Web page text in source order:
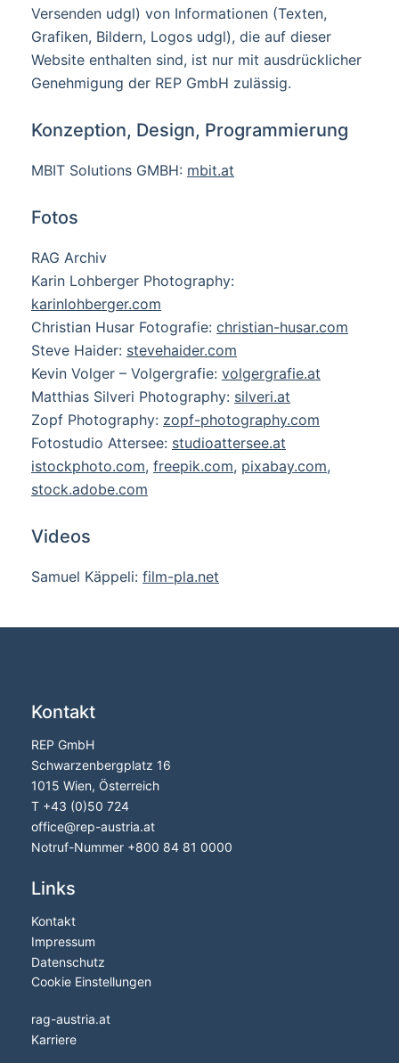
Versenden udgl) von Informationen (Texten,
Grafiken, Bildern, Logos udgl), die auf dieser
Website enthalten sind, ist nur mit ausdrücklicher
Genehmigung der REP GmbH zulässig.
Konzeption, Design, Programmierung
MBIT Solutions GMBH: mbit.at
Fotos
RAG Archiv
Karin Lohberger Photography:
karinlohberger.com
Christian Husar Fotografie: christian-husar.com
Steve Haider: stevehaider.com
Kevin Volger – Volgergrafie: volgergrafie.at
Matthias Silveri Photography: silveri.at
Zopf Photography: zopf-photography.com
Fotostudio Attersee: studioattersee.at
istockphoto.com, freepik.com, pixabay.com,
stock.adobe.com
Videos
Samuel Käppeli: film-pla.net
Kontakt
REP GmbH
Schwarzenbergplatz 16
1015 Wien, Österreich
T +43 (0)50 724
office@rep-austria.at
Notruf-Nummer +800 84 81 0000
Links
Kontakt
Impressum
Datenschutz
Cookie Einstellungen
rag-austria.at
Karriere